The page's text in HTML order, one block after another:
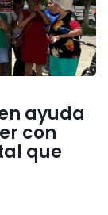
ayuda
con
que